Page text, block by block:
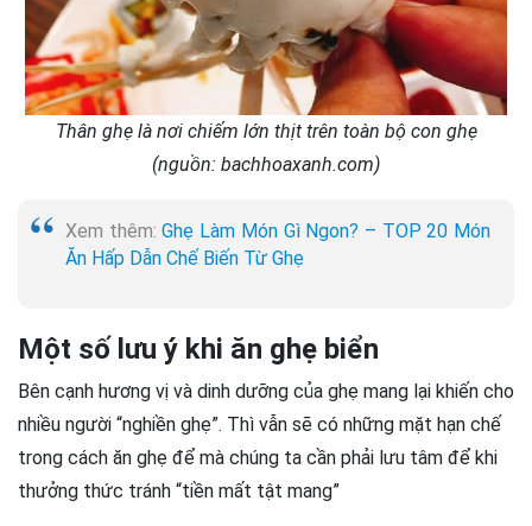
Thân ghẹ là nơi chiếm lớn thịt trên toàn bộ con ghẹ
(nguồn: bachhoaxanh.com)
Xem thêm:Ghẹ Làm Món Gì Ngon? – TOP 20 Món
Ăn Hấp Dẫn Chế Biến Từ Ghẹ
Một số lưu ý khi ăn ghẹ biển
Bên cạnh hương vị và dinh dưỡng của ghẹ mang lại khiến cho
nhiều người “nghiền ghẹ”. Thì vẫn sẽ có những mặt hạn chế
trong cách ăn ghẹ để mà chúng ta cần phải lưu tâm để khi
thưởng thức tránh “tiền mất tật mang”